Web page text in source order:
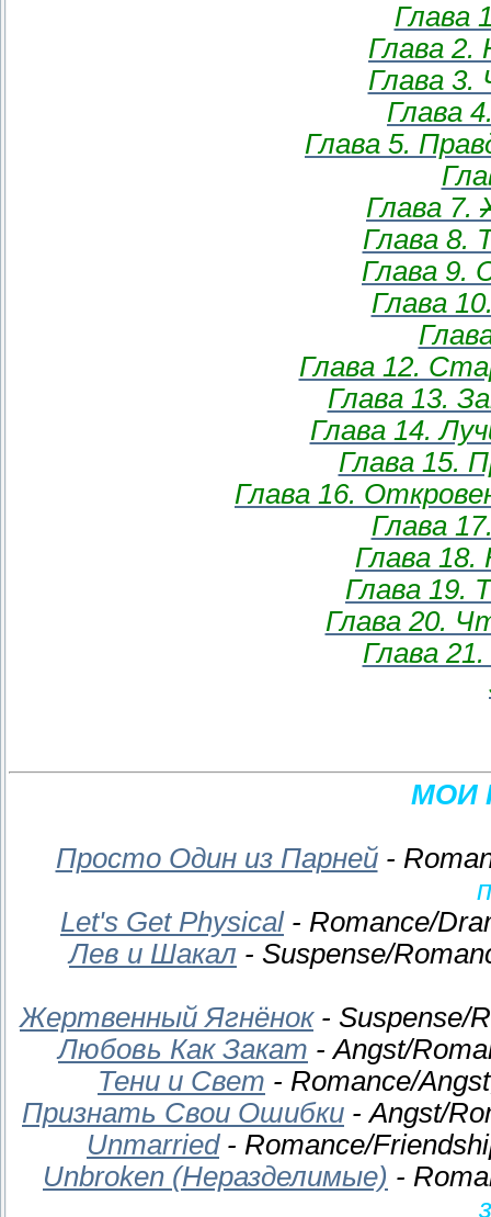
Глава
Глава 2.
Глава
Глава
Глава 5.
Глава 7.
Глава 8.
Глава 9.
Глава
Глава 12.
Глава 13.
Глава 14.
Глава 15.
Глава 16.
Глава
Глава 18.
Глава 19.
Глава 20.
Глава
МОИ
Просто Один из Парней-
Let's Get Physical- Romance/
Лев и Шакал - Suspense/
Жертвенный Ягнёнок- Suspense/
Любовь Как Закат - Angst/
Тени и Свет - Romance/
Признать Свои Ошибки - Angst/
Unmarried- Romance/
Unbroken (Неразделимые) -